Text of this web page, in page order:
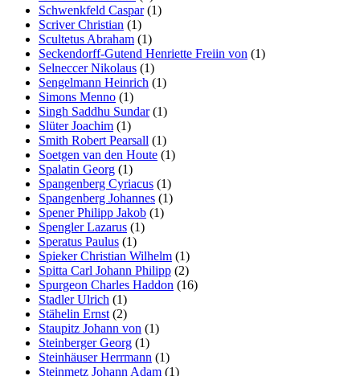
Schwenkfeld Caspar(1)
Scriver Christian (1)
Scultetus Abraham (1)
Seckendorff-Gutend Henriette Freiin von (1)
Selneccer Nikolaus (1)
Sengelmann Heinrich (1)
Simons Menno (1)
Singh Saddhu Sundar(1)
Slüter Joachim (1)
Smith Robert Pearsall (1)
Soetgen van den Houte (1)
Spalatin Georg (1)
Spangenberg Cyriacus (1)
Spangenberg Johannes (1)
Spener Philipp Jakob (1)
Spengler Lazarus (1)
Speratus Paulus (1)
Spieker Christian Wilhelm (1)
Spitta Carl Johann Philipp (2)
Spurgeon Charles Haddon (16)
Stadler Ulrich (1)
Stähelin Ernst (2)
Staupitz Johann von (1)
Steinberger Georg (1)
Steinhäuser Herrmann (1)
Steinmetz Johann Adam (1)